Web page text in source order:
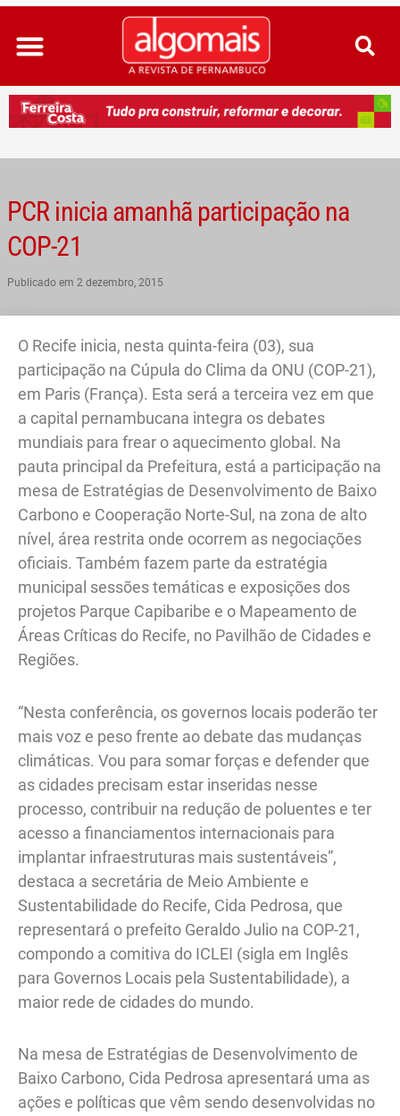
Ir
para
conteúdo
PCR inicia amanhã participação na
COP-21
Publicado em 2 dezembro, 2015
O Recife inicia, nesta quinta-feira (03), sua
participação na Cúpula do Clima da ONU (COP-21),
em Paris (França). Esta será a terceira vez em que
a capital pernambucana integra os debates
mundiais para frear o aquecimento global. Na
pauta principal da Prefeitura, está a participação na
mesa de Estratégias de Desenvolvimento de Baixo
Carbono e Cooperação Norte-Sul, na zona de alto
nível, área restrita onde ocorrem as negociações
oficiais. Também fazem parte da estratégia
municipal sessões temáticas e exposições dos
projetos Parque Capibaribe e o Mapeamento de
Áreas Críticas do Recife, no Pavilhão de Cidades e
Regiões.
“Nesta conferência, os governos locais poderão ter
mais voz e peso frente ao debate das mudanças
climáticas. Vou para somar forças e defender que
as cidades precisam estar inseridas nesse
processo, contribuir na redução de poluentes e ter
acesso a financiamentos internacionais para
implantar infraestruturas mais sustentáveis”,
destaca a secretária de Meio Ambiente e
Sustentabilidade do Recife, Cida Pedrosa, que
representará o prefeito Geraldo Julio na COP-21,
compondo a comitiva do ICLEI (sigla em Inglês
para Governos Locais pela Sustentabilidade), a
maior rede de cidades do mundo.
Na mesa de Estratégias de Desenvolvimento de
Baixo Carbono, Cida Pedrosa apresentará uma as
ações e políticas que vêm sendo desenvolvidas no